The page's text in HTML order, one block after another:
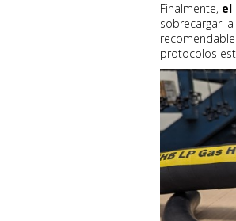
Finalmente, el
sobrecargar
protocolos